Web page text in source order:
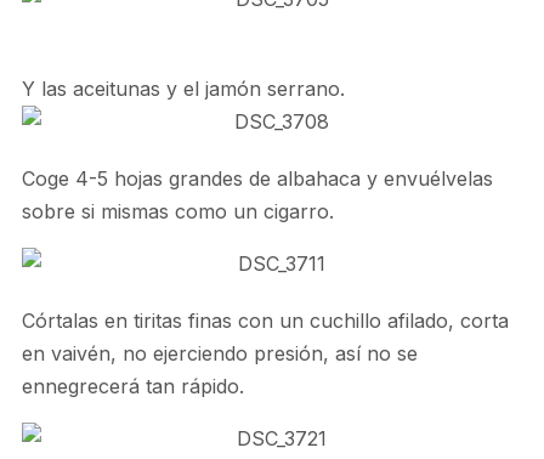
Y las aceitunas y el jamón serrano.
Coge 4-5 hojas grandes de albahaca y envuélvelas
sobre si mismas como un cigarro.
Córtalas en tiritas finas con un cuchillo afilado, corta
en vaivén, no ejerciendo presión, así no se
ennegrecerá tan rápido.